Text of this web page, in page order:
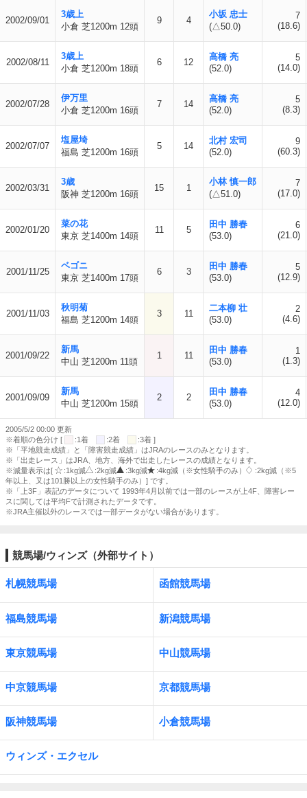
2002/09/01
3歳上
小倉 芝1200m 12頭
9 4
小坂 忠士
(△50.0)
7
(18.6)
2002/08/11
3歳上
小倉 芝1200m 18頭
6 12
高橋 亮
(52.0)
5
(14.0)
2002/07/28
伊万里
小倉 芝1200m 16頭
7 14
高橋 亮
(52.0)
5
(8.3)
2002/07/07
塩屋埼
福島 芝1200m 16頭
5 14
北村 宏司
(52.0)
9
(60.3)
2002/03/31
3歳
阪神 芝1200m 16頭
15 1
小林 慎一郎
(△51.0)
7
(17.0)
2002/01/20
菜の花
東京 芝1400m 14頭
11 5
田中 勝春
(53.0)
6
(21.0)
2001/11/25
ベゴニ
東京 芝1400m 17頭
6 3
田中 勝春
(53.0)
5
(12.9)
2001/11/03
秋明菊
福島 芝1200m 14頭
3 11
二本柳 壮
(53.0)
2
(4.6)
2001/09/22
新馬
中山 芝1200m 11頭
1 11
田中 勝春
(53.0)
1
(1.3)
2001/09/09
新馬
中山 芝1200m 15頭
2 2
田中 勝春
(53.0)
4
(12.0)
2005/5/2 00:00 更新
※着順の色分け [
:1着 :2着
:3着 ]
※「平地競走成績」と「障害競走成績」はJRAのレースのみとなります。
※「出走レース」はJRA、地方、海外で出走したレースの成績となります。
※減量表示は[
:1kg減 :2kg減 :3kg減 :4kg減（※女性騎手のみ）
:2kg減（※5
年以上、又は101勝以上の女性騎手のみ）] です。
※「上3F」表記のデータについて 1993年4月以前では一部のレースが上4F、障害レー
スに関しては平均Fで計測されたデータです。
※JRA主催以外のレースでは一部データがない場合があります。
競馬場/ウィンズ（外部サイト）
札幌競馬場 函館競馬場
福島競馬場 新潟競馬場
東京競馬場 中山競馬場
中京競馬場 京都競馬場
阪神競馬場 小倉競馬場
ウィンズ・エクセル